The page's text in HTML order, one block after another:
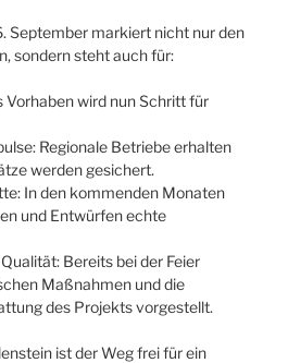
September markiert nicht nur den
sondern steht auch für:
Vorhaben wird nun Schritt für
Regionale Betriebe erhalten
werden gesichert.
In den kommenden Monaten
und Entwürfen echte
Bereits bei der Feier
Maßnahmen und die
des Projekts vorgestellt.
ist der Weg frei für ein